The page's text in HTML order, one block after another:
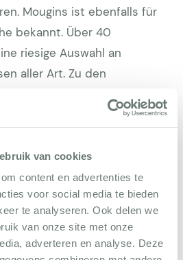
van cookies
content en advertenties te
voor social media te bieden
te analyseren. Ook delen we
van onze site met onze
adverteren en analyse. Deze
Mougins ist ebenfalls für
bekannt. Über 40
riesige Auswahl an
aller Art. Zu den
das „Amandier de
étoiles de Mougins“ statt.
des ehemaligen Ateliers und
liegt die Chapelle Notre
dem 16. Jahrhundert stammt.
und hat ihren